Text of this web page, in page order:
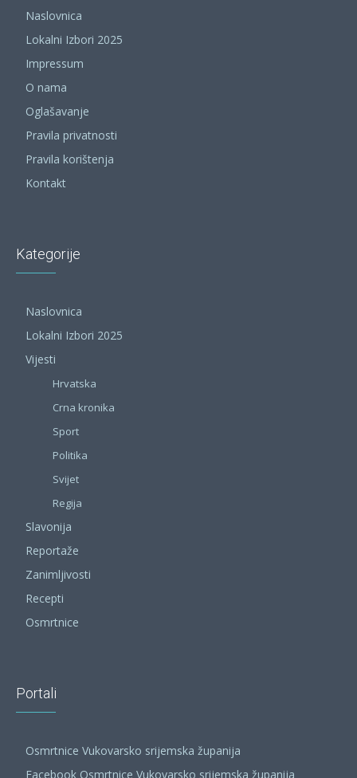
Naslovnica
Lokalni Izbori 2025
Impressum
O nama
Oglašavanje
Pravila privatnosti
Pravila korištenja
Kontakt
Kategorije
Naslovnica
Lokalni Izbori 2025
Vijesti
Hrvatska
Crna kronika
Sport
Politika
Svijet
Regija
Slavonija
Reportaže
Zanimljivosti
Recepti
Osmrtnice
Portali
Osmrtnice Vukovarsko srijemska županija
Facebook Osmrtnice Vukovarsko srijemska županija